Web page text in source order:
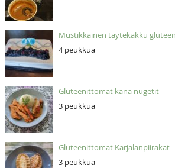
Mustikkainen täytekakku
4 peukkua
Gluteenittomat kana nugetit
3 peukkua
Gluteenittomat Karjalanpiirakat
3 peukkua